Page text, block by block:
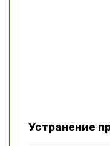
Устранение